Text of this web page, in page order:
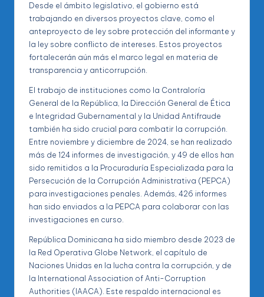
Desde el ámbito legislativo, el gobierno está
trabajando en diversos proyectos clave, como el
anteproyecto de ley sobre protección del informante y
la ley sobre conflicto de intereses. Estos proyectos
fortalecerán aún más el marco legal en materia de
transparencia y anticorrupción.
El trabajo de instituciones como la Contraloría
General de la República, la Dirección General de Ética
e Integridad Gubernamental y la Unidad Antifraude
también ha sido crucial para combatir la corrupción.
Entre noviembre y diciembre de 2024, se han realizado
más de 124 informes de investigación, y 49 de ellos han
sido remitidos a la Procuraduría Especializada para la
Persecución de la Corrupción Administrativa (PEPCA)
para investigaciones penales. Además, 426 informes
han sido enviados a la PEPCA para colaborar con las
investigaciones en curso.
República Dominicana ha sido miembro desde 2023 de
la Red Operativa Globe Network, el capítulo de
Naciones Unidas en la lucha contra la corrupción, y de
la International Association of Anti-Corruption
Authorities (IAACA). Este respaldo internacional es